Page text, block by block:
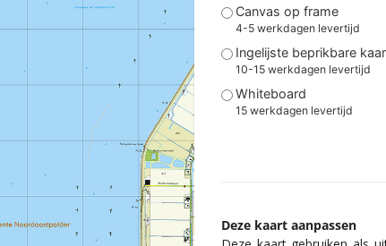
Canvas op frame
4-5 werkdagen levertijd
Ingelijste beprikbare
10-15 werkdagen levertijd
Whiteboard
15 werkdagen levertijd
Deze kaart aanpassen